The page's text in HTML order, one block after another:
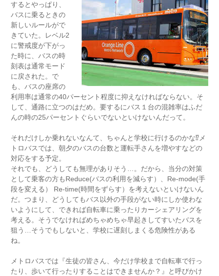
するとやっぱり、
バスに乗るときの
新しいルールがで
きていた。レベル2
に警戒度が下がっ
た時に、バスの時
刻表は通常モード
に戻された。で
も、バスの座席の
利用率は通常の40パーセント程度に抑えなければならない。そ
して、通路に立つのはだめ。要するにバス１台の混雑率はふだ
んの時の25パーセントぐらいでないといけないんだって。
それだけしか乗れないなんて、ちゃんと学校に行けるのかな⁉︎メ
トロバスでは、朝夕のバスの台数と運転手さんを増やすなどの
対応をする予定。
それでも、どうしても無理がありそう…。だから、当分の対策
として乗客の方もReduce(バスの利用を減らす）、Re-mode(手
段を変える） Re-time(時間をずらす）を考えないといけないん
だ。つまり、どうしてもバス以外の手段がない時にしか使わな
いようにして、できれば自転車に乗ったりカーシェアリングを
考える。そうでなければめちゃめちゃ早起きしてすいたバスを
狙う…そうでもしないと、学校に遅刻しまくる危険性がある
ね。
メトロバスでは『生徒の皆さん、今だけ学校まで自転車で行っ
たり、歩いて行ったりすることはできませんか？』と呼びかけ